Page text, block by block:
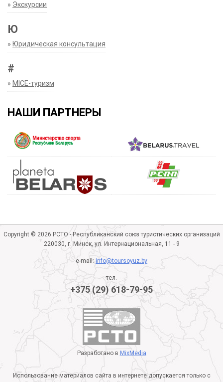
» Экскурсии
Ю
» Юридическая консультация
#
» MICE-туризм
НАШИ ПАРТНЕРЫ
Copyright © 2026 РСТО - Республиканский союз туристических организаций
220030, г. Минск, ул. Интернациональная, 11 - 9
e-mail:info@toursoyuz.by
тел.
+375 (29) 618-79-95
Разработано в MixMedia
Использование материалов сайта в интернете допускается только с